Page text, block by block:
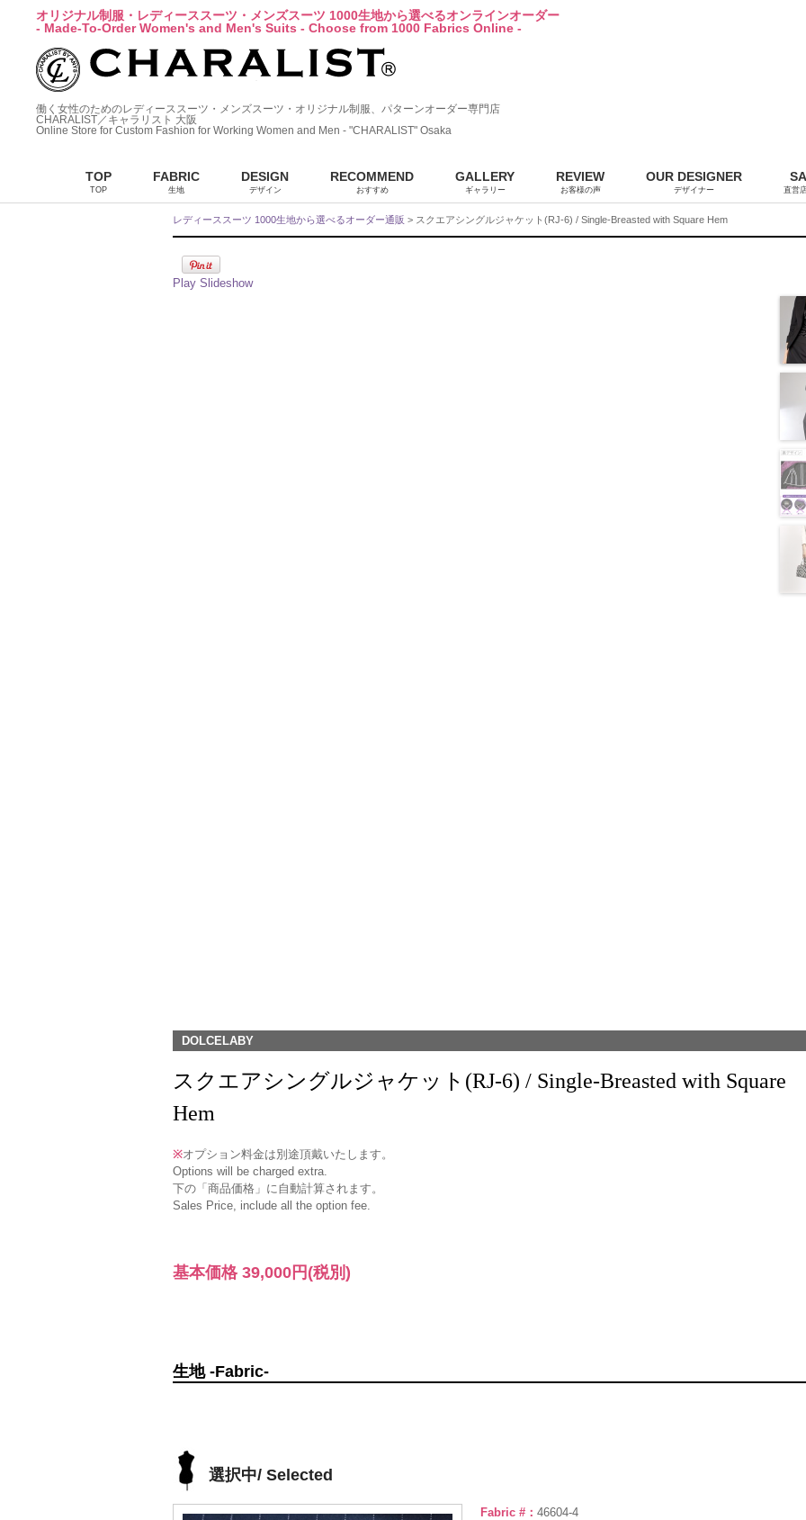
オリジナル制服・レディーススーツ・メンズスーツ 1000生地から選べるオンラインオーダー
- Made-To-Order Women's and Men's Suits - Choose from 1000 Fabrics Online -
働く女性のためのレディーススーツ・メンズスーツ・オリジナル制服、パターンオーダー専門店
CHARALIST／キャラリスト 大阪
Online Store for Custom Fashion for Working Women and Men - "CHARALIST" Osaka
TOP
TOP
FABRIC
生地
DESIGN
デザイン
RECOMMEND
おすすめ
GALLERY
ギャラリー
REVIEW
お客様の声
OUR DESIGNER
デザイナー 直営
レディーススーツ 1000生地から選べるオーダー通販 > スクエアシングルジャケット(RJ-6) / Single-Breasted with Square Hem
Play Slideshow
DOLCELABY
スクエアシングルジャケット(RJ-6) / Single-Breasted with Square
Hem
※オプション料金は別途頂戴いたします。
Options will be charged extra.
下の「商品価格」に自動計算されます。
Sales Price, include all the option fee.
基本価格 39,000円 (税別)
生地 -Fabric-
選択中/ Selected
Fabric #： 46604-4